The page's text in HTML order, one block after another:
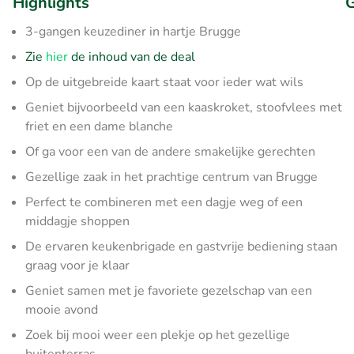
3-gangen keuzediner in hartje Brugge
Zie hierde inhoud van de deal
Op de uitgebreide kaart staat voor ieder wat wils
Geniet bijvoorbeeld van een kaaskroket, stoofvlees met
friet en een dame blanche
Of ga voor een van de andere smakelijke gerechten
Gezellige zaak in het prachtige centrum van Brugge
Perfect te combineren met een dagje weg of een
middagje shoppen
De ervaren keukenbrigade en gastvrije bediening staan
graag voor je klaar
Geniet samen met je favoriete gezelschap van een
mooie avond
Zoek bij mooi weer een plekje op het gezellige